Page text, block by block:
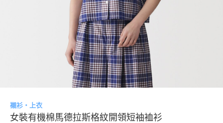
襯衫・上衣
女裝有機棉馬德拉斯格紋開領短袖裇衫